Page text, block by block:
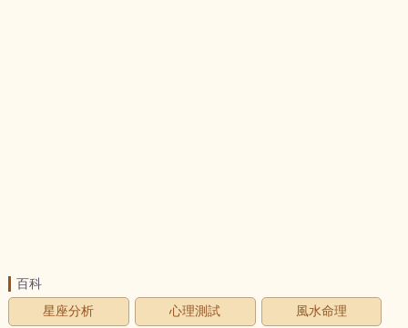
百科
星座分析
心理測試 風水命理